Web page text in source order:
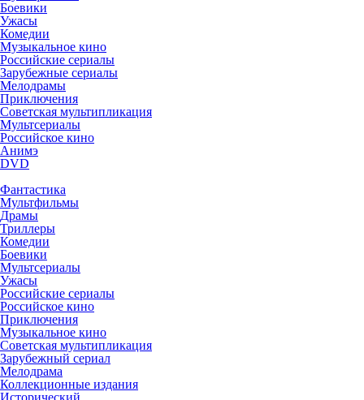
Боевики
Ужасы
Комедии
Музыкальное кино
Российские сериалы
Зарубежные сериалы
Мелодрамы
Приключения
Советская мультипликация
Мультсериалы
Российское кино
Анимэ
DVD
Фантастика
Мультфильмы
Драмы
Триллеры
Комедии
Боевики
Мультсериалы
Ужасы
Российские сериалы
Российское кино
Приключения
Музыкальное кино
Советская мультипликация
Зарубежный сериал
Мелодрама
Коллекционные издания
Исторический